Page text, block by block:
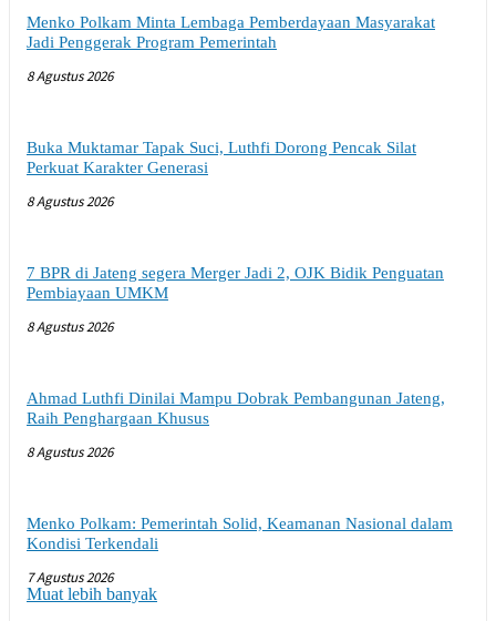
Menko Polkam Minta Lembaga Pemberdayaan Masyarakat
Jadi Penggerak Program Pemerintah
8 Agustus 2026
Buka Muktamar Tapak Suci, Luthfi Dorong Pencak Silat
Perkuat Karakter Generasi
8 Agustus 2026
7 BPR di Jateng segera Merger Jadi 2, OJK Bidik Penguatan
Pembiayaan UMKM
8 Agustus 2026
Ahmad Luthfi Dinilai Mampu Dobrak Pembangunan Jateng,
Raih Penghargaan Khusus
8 Agustus 2026
Menko Polkam: Pemerintah Solid, Keamanan Nasional dalam
Kondisi Terkendali
7 Agustus 2026
Muat lebih banyak